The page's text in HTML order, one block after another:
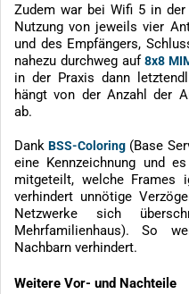
Zudem war bei Wifi 5 in
Nutzung von jeweils vier
und des Empfängers,
nahezu durchweg auf8x8
in der Praxis dann
hängt von der Anzahl der
ab.
DankBSS-Coloring (Base
eine Kennzeichnung und
mitgeteilt, welche Frames
verhindert unnötige
Netzwerke sich
Mehrfamilienhaus). So
Nachbarn verhindert.
Weitere Vor- und Nachteile